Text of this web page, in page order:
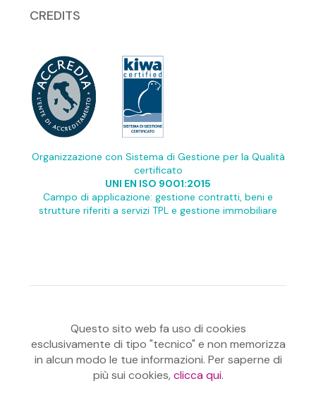
CREDITS
Organizzazione con Sistema di Gestione per la Qualità
certificato
UNI EN ISO 9001:2015
Campo di applicazione: gestione contratti, beni e
strutture riferiti a servizi TPL e gestione immobiliare
Questo sito web fa uso di cookies
esclusivamente di tipo "tecnico" e non memorizza
in alcun modo le tue informazioni. Per saperne di
più sui cookies, clicca qui.